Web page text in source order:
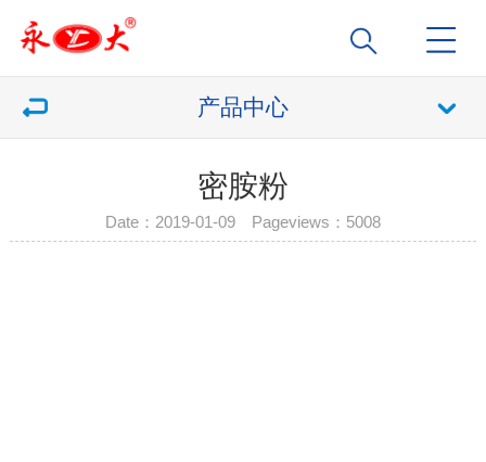
产品中心
密胺粉
Date：2019-01-09 Pageviews： 5008